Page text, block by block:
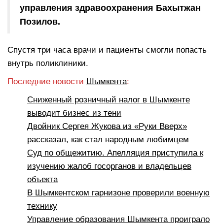
управления здравоохранения Бахытжан
Позилов.
Спустя три часа врачи и пациенты смогли попасть
внутрь поликлиники.
Последние новости Шымкента:
Сниженный розничный налог в Шымкенте
выводит бизнес из тени
Двойник Сергея Жукова из «Руки Вверх»
рассказал, как стал народным любимцем
Суд по общежитию. Апелляция приступила к
изучению жалоб госорганов и владельцев
объекта
В Шымкентском гарнизоне проверили военную
технику
Управление образования Шымкента проиграло